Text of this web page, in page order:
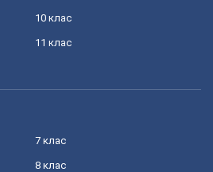
10 клас
11 клас
7 клас
8 клас